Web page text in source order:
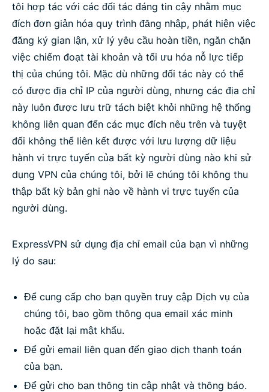
tôi hợp tác với các đối tác đáng tin cậy nhằm mục
đích đơn giản hóa quy trình đăng nhập, phát hiện việc
đăng ký gian lận, xử lý yêu cầu hoàn tiền, ngăn chặn
việc chiếm đoạt tài khoản và tối ưu hóa nỗ lực tiếp
thị của chúng tôi. Mặc dù những đối tác này có thể
có được địa chỉ IP của người dùng, nhưng các địa chỉ
này luôn được lưu trữ tách biệt khỏi những hệ thống
không liên quan đến các mục đích nêu trên và tuyệt
đối không thể liên kết được với lưu lượng dữ liệu
hành vi trực tuyến của bất kỳ người dùng nào khi sử
dụng VPN của chúng tôi, bởi lẽ chúng tôi không thu
thập bất kỳ bản ghi nào về hành vi trực tuyến của
người dùng.
ExpressVPN sử dụng địa chỉ email của bạn vì những
lý do sau:
Để cung cấp cho bạn quyền truy cập Dịch vụ của
chúng tôi, bao gồm thông qua email xác minh
hoặc đặt lại mật khẩu.
Để gửi email liên quan đến giao dịch thanh toán
của bạn.
Để gửi cho bạn thông tin cập nhật và thông báo.